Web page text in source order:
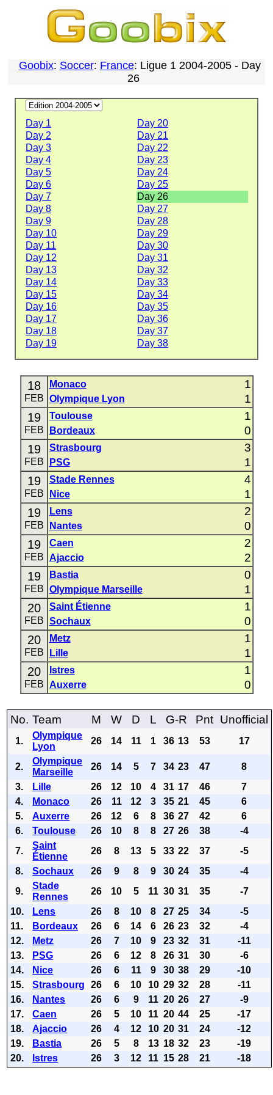
Goobix: Soccer: France: Ligue 1 2004-2005 - Day
26
Day 1
Day 20
Day 2
Day 21
Day 3
Day 22
Day 4
Day 23
Day 5
Day 24
Day 6
Day 25
Day 7
Day 26
Day 8
Day 27
Day 9
Day 28
Day 10
Day 29
Day 11
Day 30
Day 12
Day 31
Day 13
Day 32
Day 14
Day 33
Day 15
Day 34
Day 16
Day 35
Day 17
Day 36
Day 18
Day 37
Day 19
Day 38
18
FEB
Monaco 1
Olympique Lyon 1
19
FEB
Toulouse 1
Bordeaux 0
19
FEB
Strasbourg 3
PSG 1
19
FEB
Stade Rennes 4
Nice 1
19
FEB
Lens 2
Nantes 0
19
FEB
Caen 2
Ajaccio 2
19
FEB
Bastia 0
Olympique Marseille 1
20
FEB
Saint Étienne 1
Sochaux 0
20
FEB
Metz 1
Lille 1
20
FEB
Istres 1
Auxerre 0
No. Team M W D L G-R Pnt Unofficial
1.
Olympique
Lyon
26 14 11 1 36 13 53 17
2.
Olympique
Marseille
26 14 5 7 34 23 47
8
3.
Lille 26 12 10 4 31 17 46
7
4.
Monaco 26 11 12 3 35 21 45
6
5.
Auxerre 26 12 6 8 36 27 42
6
6.
Toulouse 26 10 8 8 27 26 38
-4
7.
Saint
Étienne
26 8 13 5 33 22 37
-5
8.
Sochaux 26 9 8 9 30 24 35
-4
9.
Stade
Rennes
26 10 5 11 30 31 35
-7
10.
Lens 26 8 10 8 27 25 34
-5
11.
Bordeaux 26 6 14 6 26 23 32
-4
12.
Metz 26 7 10 9 23 32 31
-11
13.
PSG 26 6 12 8 26 31 30
-6
14.
Nice 26 6 11 9 30 38 29
-10
15.
Strasbourg 26 6 10 10 29 32 28
-11
16.
Nantes 26 6 9 11 20 26 27
-9
17.
Caen 26 5 10 11 20 44 25
-17
18.
Ajaccio 26 4 12 10 20 31 24
-12
19.
Bastia 26 5 8 13 18 32 23
-19
20.
Istres 26 3 12 11 15 28 21 -18